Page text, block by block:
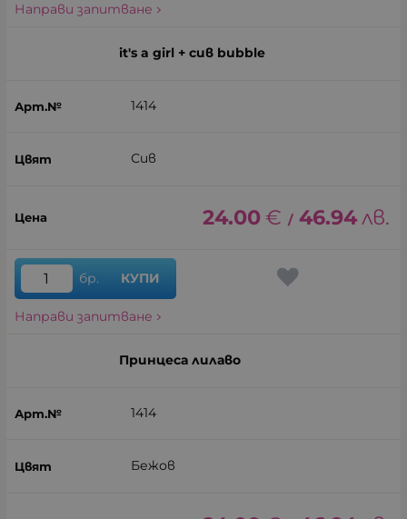
Направи запитване
1414
it's a girl + сив bubble
Сив
24.00€ / 46.94лв.
бр. КУПИ
Направи запитване
1414
Принцеса лилаво
Бежов